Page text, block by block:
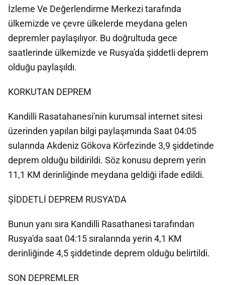
İzleme Ve Değerlendirme Merkezi tarafında
ülkemizde ve çevre ülkelerde meydana gelen
depremler paylaşılıyor. Bu doğrultuda gece
saatlerinde ülkemizde ve Rusya'da şiddetli deprem
olduğu paylaşıldı.
KORKUTAN DEPREM
Kandilli Rasatahanesi'nin kurumsal internet sitesi
üzerinden yapılan bilgi paylaşımında Saat 04:05
sularında Akdeniz Gökova Körfezinde 3,9 şiddetinde
deprem olduğu bildirildi. Söz konusu deprem yerin
11,1 KM derinliğinde meydana geldiği ifade edildi.
ŞİDDETLİ DEPREM RUSYA'DA
Bunun yanı sıra Kandilli Rasathanesi tarafından
Rusya'da saat 04:15 sıralarında yerin 4,1 KM
derinliğinde 4,5 şiddetinde deprem olduğu belirtildi.
SON DEPREMLER